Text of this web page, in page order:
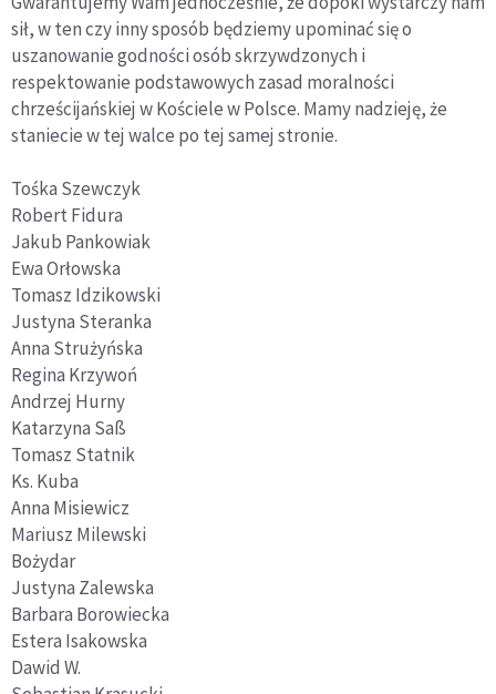
sił, w ten czy inny sposób będziemy upominać się o
uszanowanie godności osób skrzywdzonych i
respektowanie podstawowych zasad moralności
chrześcijańskiej w Kościele w Polsce. Mamy nadzieję, że
staniecie w tej walce po tej samej stronie.
Tośka Szewczyk
Robert Fidura
Jakub Pankowiak
Ewa Orłowska
Tomasz Idzikowski
Justyna Steranka
Anna Strużyńska
Regina Krzywoń
Andrzej Hurny
Katarzyna Saß
Tomasz Statnik
Ks. Kuba
Anna Misiewicz
Mariusz Milewski
Bożydar
Justyna Zalewska
Barbara Borowiecka
Estera Isakowska
Dawid W.